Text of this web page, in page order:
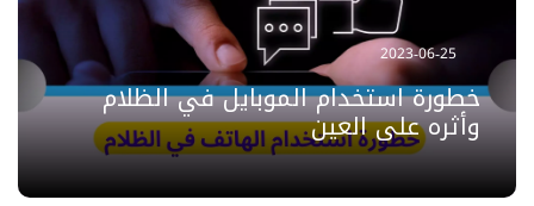
2023-06-25
خطورة استخدام الموبايل في الظلام
وأثره على العين